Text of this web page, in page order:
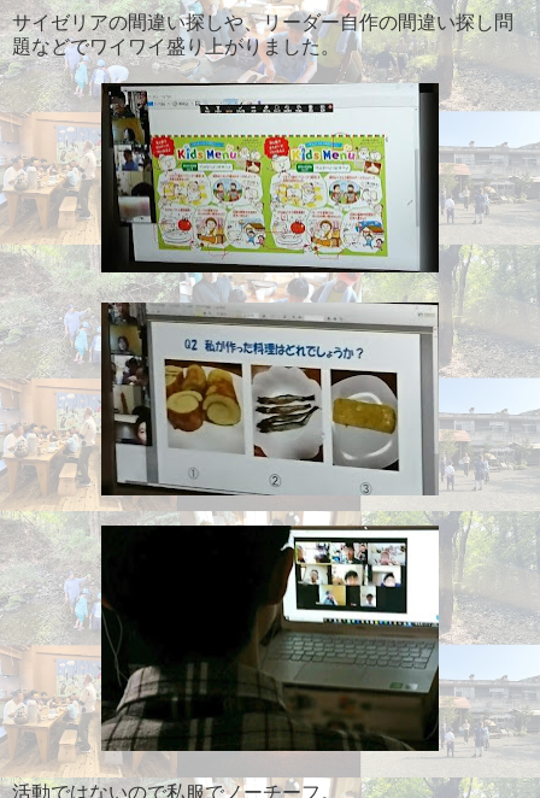
サイゼリアの間違い探しや、リーダー自作の間違い探し問
題などでワイワイ盛り上がりました。
活動ではないので私服でノーチーフ。